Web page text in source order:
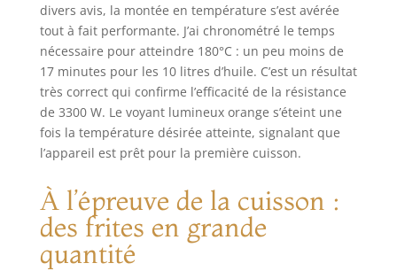
divers avis, la montée en température s’est avérée
tout à fait performante. J’ai chronométré le temps
nécessaire pour atteindre 180°C : un peu moins de
17 minutes pour les 10 litres d’huile. C’est un résultat
très correct qui confirme l’efficacité de la résistance
de 3300 W. Le voyant lumineux orange s’éteint une
fois la température désirée atteinte, signalant que
l’appareil est prêt pour la première cuisson.
À l’épreuve de la cuisson :
des frites en grande
quantité